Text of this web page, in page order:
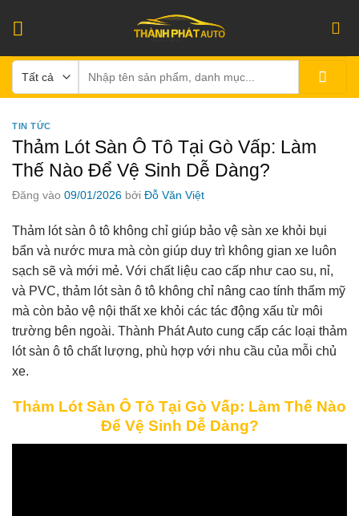
kiếm:
TIN TỨC
Thảm Lót Sàn Ô Tô Tại Gò Vấp: Làm
Thế Nào Để Vệ Sinh Dễ Dàng?
Đăng vào 09/01/2026 bởi Đỗ Văn Việt
Thảm lót sàn ô tô không chỉ giúp bảo vệ sàn xe khỏi bụi
bẩn và nước mưa mà còn giúp duy trì không gian xe luôn
sạch sẽ và mới mẻ. Với chất liệu cao cấp như cao su, nỉ,
và PVC, thảm lót sàn ô tô không chỉ nâng cao tính thẩm mỹ
mà còn bảo vệ nội thất xe khỏi các tác động xấu từ môi
trường bên ngoài. Thành Phát Auto cung cấp các loại thảm
lót sàn ô tô chất lượng, phù hợp với nhu cầu của mỗi chủ
xe.
Thảm Lót Sàn Ô Tô Tại Gò Vấp: Làm Thế Nào
Để Vệ Sinh Dễ Dàng?